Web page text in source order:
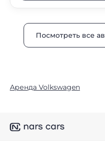
Посмотреть все
Аренда Volkswagen